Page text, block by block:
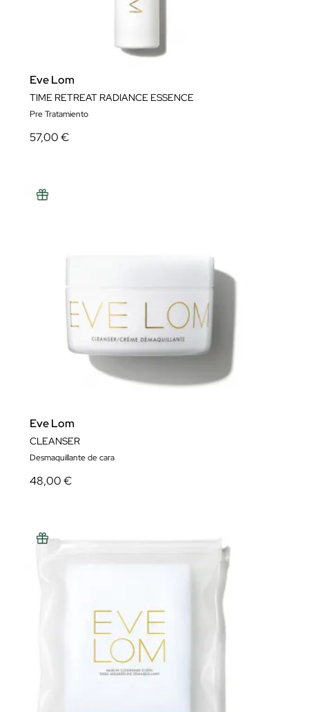
Eve Lom
TIME RETREAT RADIANCE ESSENCE
Pre Tratamiento
57,00 €
Eve Lom
CLEANSER
Desmaquillante de cara
48,00 €